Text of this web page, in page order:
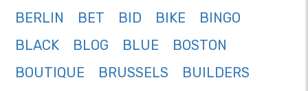
BERLIN
BET BID BIKE
BINGO
BLACK
BLOG BLUE
BOSTON
BOUTIQUE
BRUSSELS
BUILDERS